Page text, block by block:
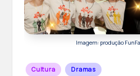
Imagem: produção
Posted
Cultura Dramas